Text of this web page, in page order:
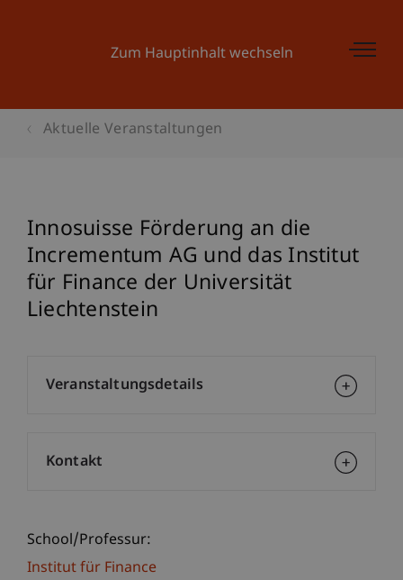
Zum Hauptinhalt wechseln
Aktuelle Veranstaltungen
Innosuisse Förderung an die
Incrementum AG und das Institut
für Finance der Universität
Liechtenstein
School/Professur:
Institut für Finance
Veranstaltungsdetails
Kontakt